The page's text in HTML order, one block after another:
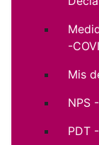
-
Mis
NPS
PDT